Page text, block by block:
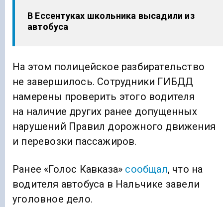
В Ессентуках школьника высадили из
автобуса
На этом полицейское разбирательство
не завершилось. Сотрудники ГИБДД
намерены проверить этого водителя
на наличие других ранее допущенных
нарушений Правил дорожного движения
и перевозки пассажиров.
Ранее «Голос Кавказа» сообщал, что на
водителя автобуса в Нальчике завели
уголовное дело.